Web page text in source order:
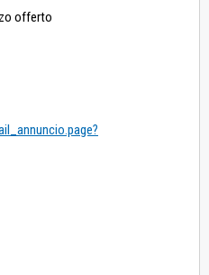
offerto